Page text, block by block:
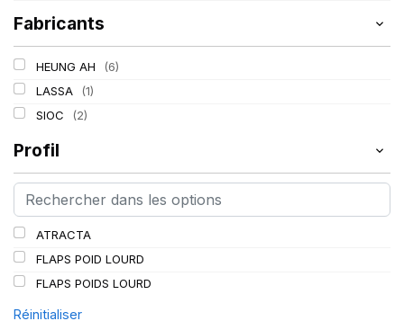
Fabricants
HEUNG AH
(6)
LASSA
(1)
SIOC
(2)
Profil
ATRACTA
FLAPS POID LOURD
FLAPS POIDS LOURD
Réinitialiser